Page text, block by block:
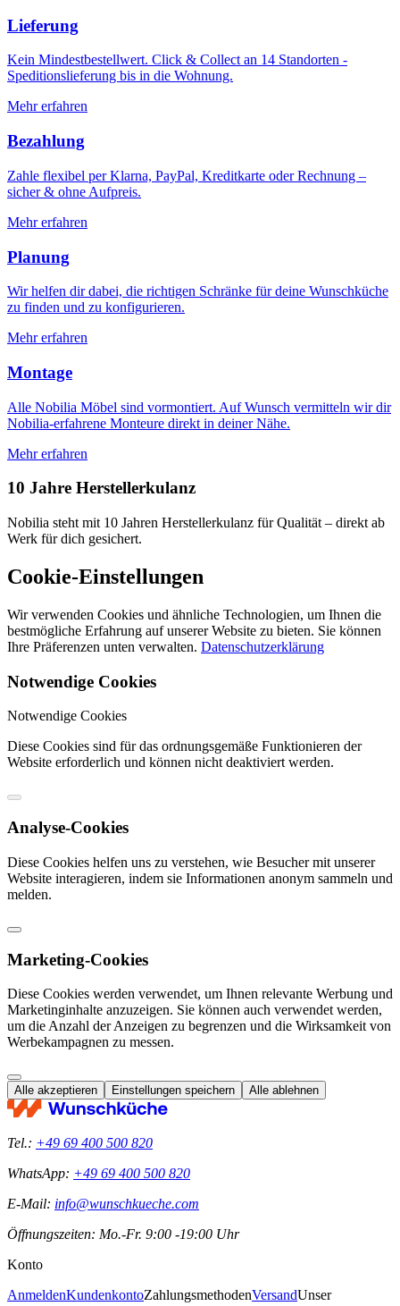
Lieferung
Kein Mindestbestellwert. Click & Collect an 14 Standorten -
Speditionslieferung bis in die Wohnung.
Mehr erfahren
Bezahlung
Zahle flexibel per Klarna, PayPal, Kreditkarte oder Rechnung –
sicher & ohne Aufpreis.
Mehr erfahren
Planung
Wir helfen dir dabei, die richtigen Schränke für deine Wunschküche
zu finden und zu konfigurieren.
Mehr erfahren
Montage
Alle Nobilia Möbel sind vormontiert. Auf Wunsch vermitteln wir dir
Nobilia-erfahrene Monteure direkt in deiner Nähe.
Mehr erfahren
10 Jahre Herstellerkulanz
Nobilia steht mit 10 Jahren Herstellerkulanz für Qualität – direkt ab
Werk für dich gesichert.
Cookie-Einstellungen
Wir verwenden Cookies und ähnliche Technologien, um Ihnen die
bestmögliche Erfahrung auf unserer Website zu bieten. Sie können
Ihre Präferenzen unten verwalten. Datenschutzerklärung
Notwendige Cookies
Notwendige Cookies
Diese Cookies sind für das ordnungsgemäße Funktionieren der
Website erforderlich und können nicht deaktiviert werden.
Analyse-Cookies
Diese Cookies helfen uns zu verstehen, wie Besucher mit unserer
Website interagieren, indem sie Informationen anonym sammeln und
melden.
Marketing-Cookies
Diese Cookies werden verwendet, um Ihnen relevante Werbung und
Marketinginhalte anzuzeigen. Sie können auch verwendet werden,
um die Anzahl der Anzeigen zu begrenzen und die Wirksamkeit von
Werbekampagnen zu messen.
Alle akzeptieren Einstellungen speichern Alle ablehnen
Tel.: +49 69 400 500 820
WhatsApp: +49 69 400 500 820
E-Mail: info@wunschkueche.com
Öffnungszeiten: Mo.-Fr. 9:00 -19:00 Uhr
Konto
AnmeldenKundenkontoZahlungsmethodenVersandUnser